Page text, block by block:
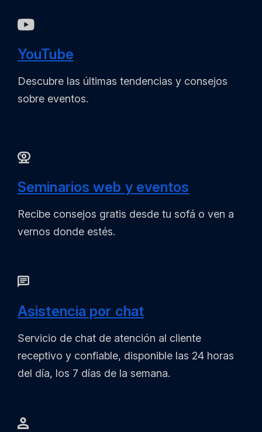
YouTube
Descubre las últimas tendencias y consejos
sobre eventos.
Seminarios web y eventos
Recibe consejos gratis desde tu sofá o ven a
vernos donde estés.
Asistencia por chat
Servicio de chat de atención al cliente
receptivo y confiable, disponible las 24 horas
del día, los 7 días de la semana.